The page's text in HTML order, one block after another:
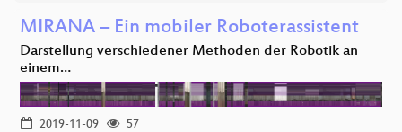
MIRANA – Ein mobiler Roboterassistent
Darstellung verschiedener Methoden der Robotik an
einem…
2019-11-09
57